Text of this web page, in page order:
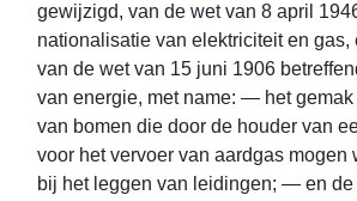
gewijzigd, van de wet van 8 april
nationalisatie van elektriciteit en gas,
van de wet van 15 juni 1906
van energie, met name: — het gemak
van bomen die door de houder van
voor het vervoer van aardgas mogen
bij het leggen van leidingen; — en